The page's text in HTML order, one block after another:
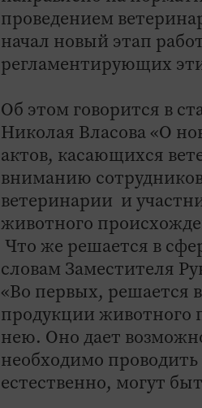
проведением
начал новый этап
регламентирующих
Об этом говорится в
Николая Власова «О
актов, касающихся
вниманию
ветеринарии и
животного
Что же решается в
словам Заместителя
«Во первых, решается
продукции животного
нею. Оно дает
необходимо
естественно, могут